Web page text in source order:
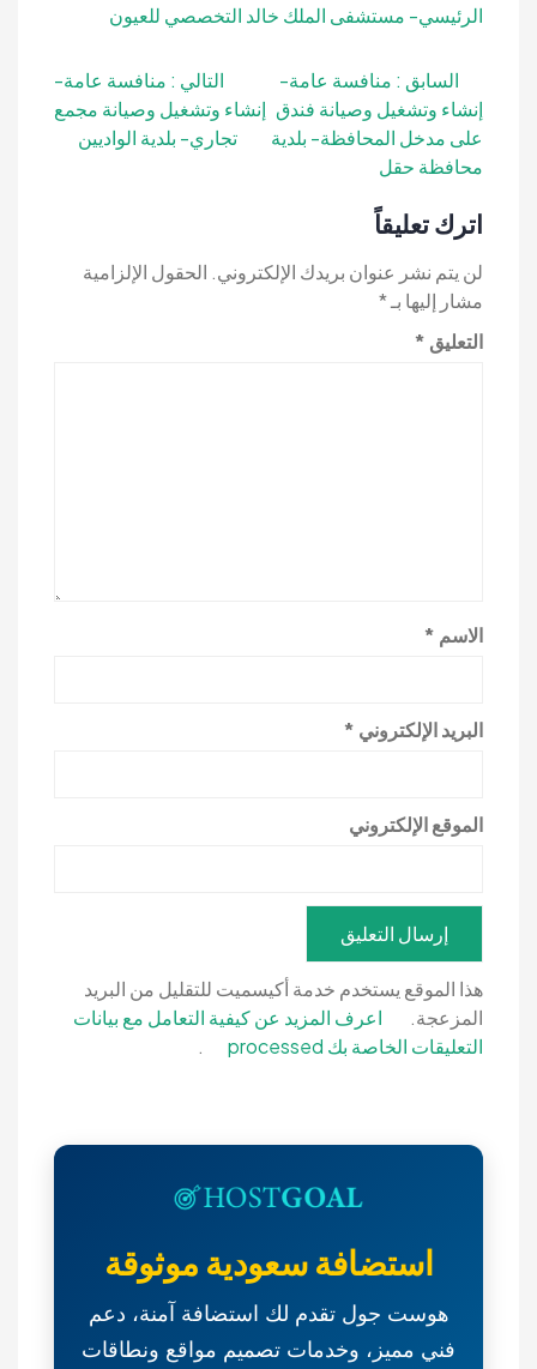
الرئيسي- مستشفى الملك خالد التخصصي للعيون
تصفّح
المقالات
السابق : منافسة عامة-
إنشاء وتشغيل وصيانة فندق
على مدخل المحافظة- بلدية
محافظة حقل
التالي : منافسة عامة-
إنشاء وتشغيل وصيانة مجمع
تجاري- بلدية الواديين
اترك تعليقاً
لن يتم نشر عنوان بريدك الإلكتروني. الحقول الإلزامية
مشار إليها بـ*
التعليق *
الاسم *
البريد الإلكتروني *
الموقع الإلكتروني
هذا الموقع يستخدم خدمة أكيسميت للتقليل من البريد
المزعجة.
اعرف المزيد عن كيفية التعامل مع بيانات
التعليقات الخاصة بك processed
.
استضافة سعودية موثوقة
هوست جول تقدم لك استضافة آمنة، دعم
فني مميز، وخدمات تصميم مواقع ونطاقات